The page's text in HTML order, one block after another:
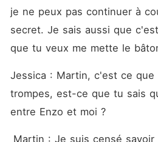
je ne peux pas continuer à
secret. Je sais aussi que
que tu veux me mette le
Jessica : Martin, c'est ce
trompes, est-ce que tu sais
entre Enzo et moi ?